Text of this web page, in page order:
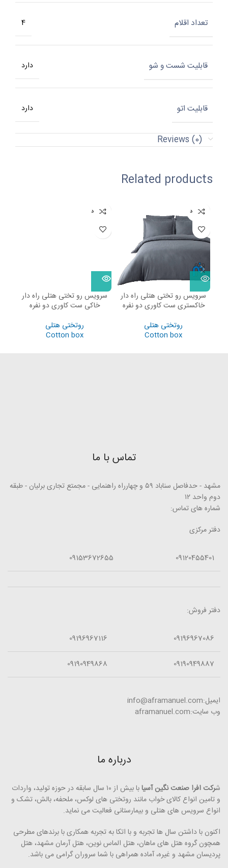
تعداد اقلام 4
قابلیت شست و شو دارد
قابلیت اتو دارد
Reviews (0)
Related products
ناموجود
سرویس رو تختی هتلی راه دار
خاکستری ست کاوری دو نفره
روتختی هتلی
Cotton box
ناموجود
سرویس رو تختی هتلی راه دار
خاکی ست کاوری دو نفره
روتختی هتلی
Cotton box
تماس با ما
مشهد - حدفاصل سناباد ۵۹ و چهارراه راهنمایی - مجمتع تجاری برلیان - طبقه
دوم واحد ۱۲
شماره های تماس:
دفتر مرکزی
09120455401
09153672655
دفتر فروش:
09196967086
09196967116
09190949887
09190949868
ایمیل:info@aframanuel.com
وب سایت:aframanuel.com
درباره ما
شرکت افرا صنعت نگین آسیا
با بیش از ۱۰ سال سابقه در حوزه تولید، واردات
و تامین انواع کالای خواب مانند روتختی­ های لوکس، ملحفه، بالش، تشک و
انواع سرویس های هتلی و بیمارستانی فعالیت می ­نماید.
اکنون با داشتن سال ها تجربه و با اتکا به تجربه همکاری با برندهای مطرحی
همچون گروه هتل­ های ماهان، هتل الماس نوین، هتل آرمان مشهد، هتل
پردیسان مشهد و غیره، آماده همراهی با شما سروران گرامی می ­باشد.